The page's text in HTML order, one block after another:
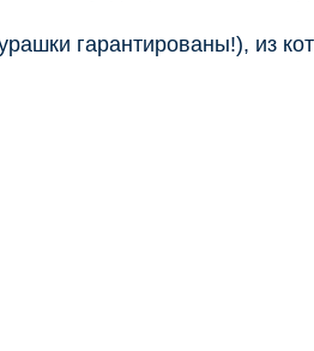
гарантированы!), из